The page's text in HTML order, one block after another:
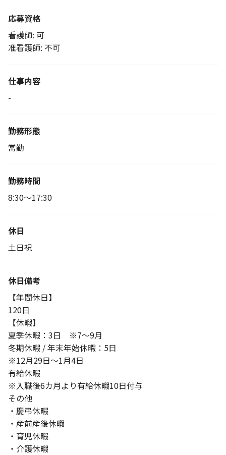
応募資格
看護師: 可
准看護師: 不可
仕事内容
-
勤務形態
常勤
勤務時間
8:30～17:30
休日
土日祝
休日備考
【年間休日】
120日
【休暇】
夏季休暇：3日 ※7～9月
冬期休暇 / 年末年始休暇：5日
※12月29日～1月4日
有給休暇
※入職後6カ月より有給休暇10日付与
その他
・慶弔休暇
・産前産後休暇
・育児休暇
・介護休暇